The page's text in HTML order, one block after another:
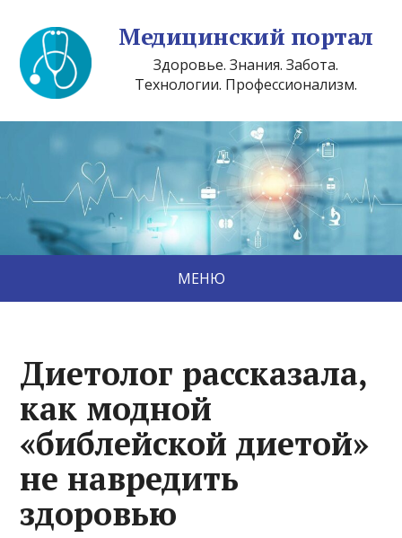
Медицинский портал
Здоровье. Знания. Забота.
Технологии. Профессионализм.
МЕНЮ
Диетолог рассказала,
как модной
«библейской диетой»
не навредить
здоровью